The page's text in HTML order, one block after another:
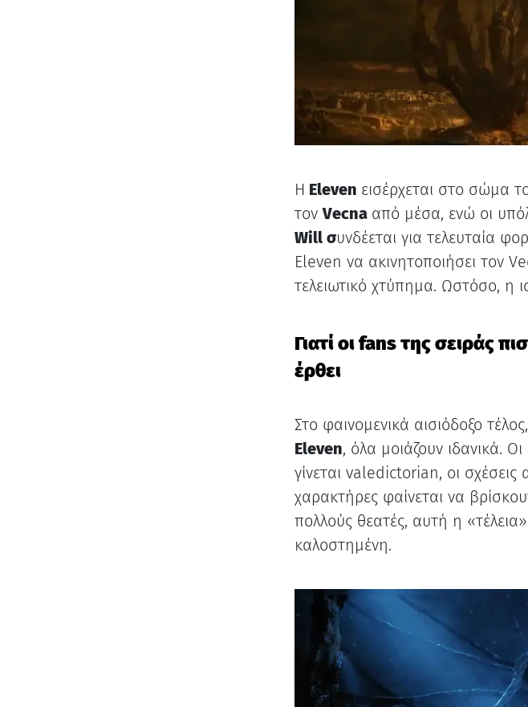
Η Eleven εισέρχεται στο σώμα
τονVecna από μέσα, ενώ οι
Will συνδέεται για τελευταία
Eleven να ακινητοποιήσει τον
τελειωτικό χτύπημα. Ωστόσο, η
Γιατί οι fans της σειράς
έρθει
Στο φαινομενικά αισιόδοξο
Eleven, όλα μοιάζουν ιδανικά.
γίνεται valedictorian, οι σχέσεις
χαρακτήρες φαίνεται να
πολλούς θεατές, αυτή η
καλοστημένη.